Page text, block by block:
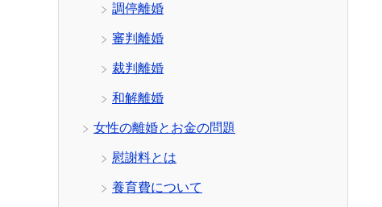
調停離婚
審判離婚
裁判離婚
和解離婚
女性の離婚とお金の問題
慰謝料とは
養育費について